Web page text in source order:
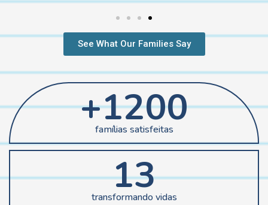
See What Our Families Say
+1200
famílias satisfeitas
13
transformando vidas